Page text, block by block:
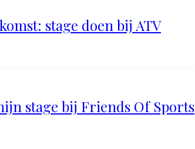
stage doen bij ATV
stage bij Friends Of Sports